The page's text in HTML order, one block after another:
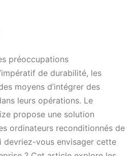
préoccupations
de durabilité, les
moyens d’intégrer des
leurs opérations. Le
propose une solution
ordinateurs reconditionnés de
devriez-vous envisager cette